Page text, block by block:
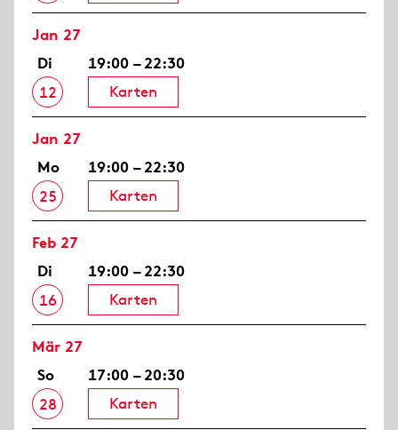
Jan 27
Di
12
19:00 – 22:30
Karten
Jan 27
Mo
25
19:00 – 22:30
Karten
Feb 27
Di
16
19:00 – 22:30
Karten
Mär 27
So
28
17:00 – 20:30
Karten